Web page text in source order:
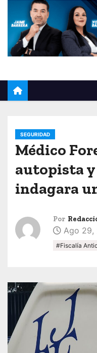
SEGURIDAD
Médico
autopista y
indagara
Por
Ago 29,
#Fiscalía